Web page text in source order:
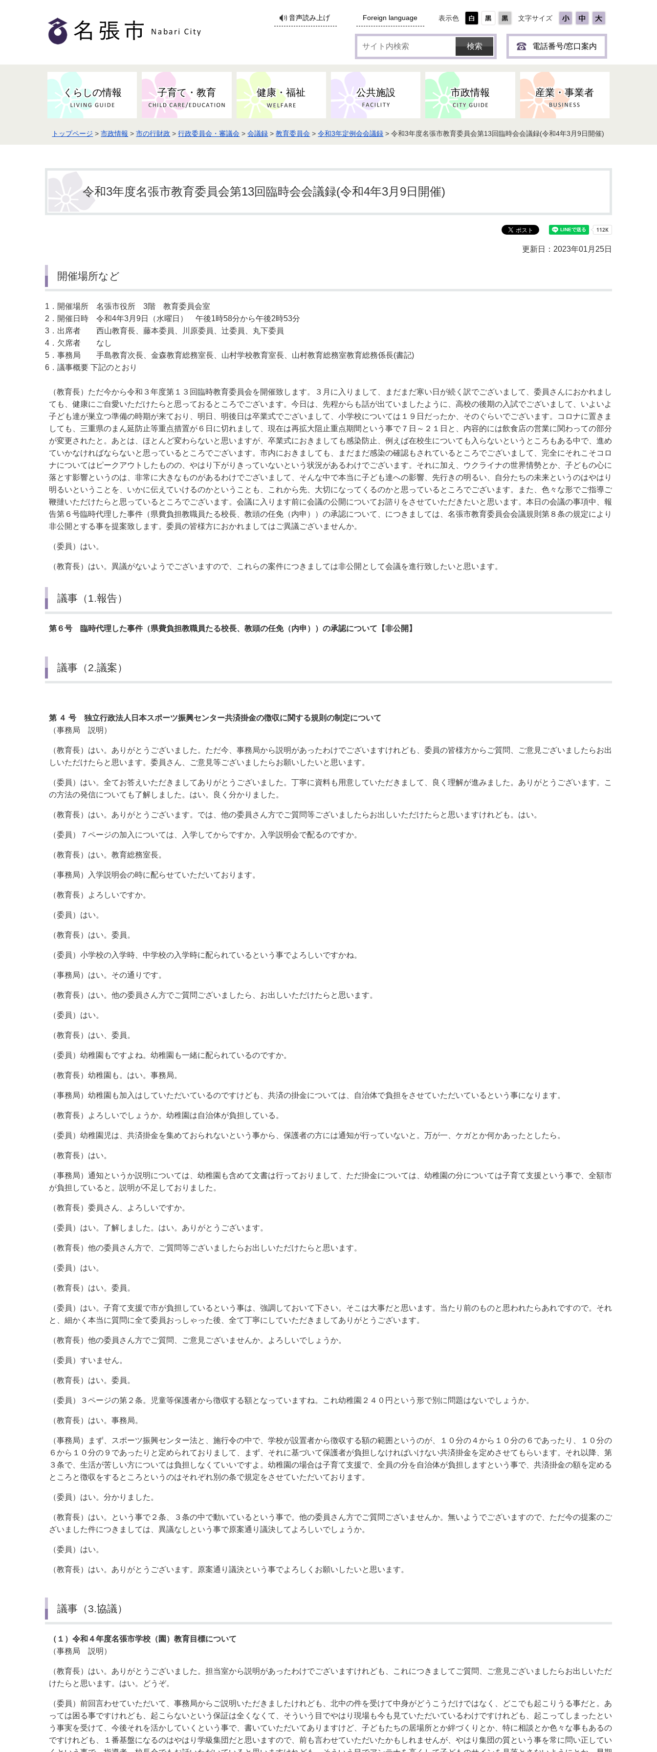
音声読み上げ Foreign language 表示色 文字サイズ
イ
ト
検
索
電話番号/窓口案内
くらしの情報
届出・証明 税 ごみ・リサイクル 環境・ペット・蜂等
斎場・墓園・墓地 住宅 水道・下水道 道路・交通・公園・都市計画
防災・防犯・消防・行方不明
子育て・教育
子育てにかかる各種手当／ひとり
保育所(園)・幼稚園・認定こども
小中一貫教育・コミュニティスク
健康・福祉
健康・検（健）診・予防接種 地域福祉 高齢者福祉 障害者福祉
スポーツ 保険・年金・医療助成 生活保護 戦傷・戦没者
公共施設
地域医療 防災・消防 子育て・教育 斎場・墓園
市民センター・市民活動・交流施
設
市政情報
市の条例・計画・方針 監査 記者会見 出前トーク
市政へのご意見 施設見学会 非核平和事業 選挙
市の人事・職員採用
市の窓口一覧
公民連携
産業・事業者
事業者の方へお知らせ 各種広告・協賛のご案内 事業系ごみ・廃棄物 防災協力事業所登録制度
入札・契約 税金 建築開発等 商工業
トップページ >市政情報 >市の行財政 >行政委員会・審議会 >会議録 >教育委員会 >令和3年定例会会議録 > 令和3年度名張市教育委員会第13回臨時会会議録(令和4年3月9日開催)
令和3年度名張市教育委員会第13回臨時会会議録(令和4年3月9日開催)
更新日：2023年01月25日
開催場所など
1．開催場所 名張市役所 3階 教育委員会室
2．開催日時 令和4年3月9日（水曜日） 午後1時58分から午後2時53分
3．出席者 西山教育長、藤本委員、川原委員、辻委員、丸下委員
4．欠席者 なし
5．事務局 手島教育次長、金森教育総務室長、山村学校教育室長、山村教育総務室教育総務係長(書記)
6．議事概要 下記のとおり
（教育長）ただ今から令和３年度第１３回臨時教育委員会を開催致します。３月に入りまして、まだまだ寒い日が続く訳でございまして、委員さんにおかれまし
ても、健康にご自愛いただけたらと思っておるところでございます。今日は、先程からも話が出ていましたように、高校の後期の入試でございまして、いよいよ
子ども達が巣立つ準備の時期が来ており、明日、明後日は卒業式でございまして、小学校については１９日だったか、そのぐらいでございます。コロナに置きま
しても、三重県のまん延防止等重点措置が６日に切れまして、現在は再拡大阻止重点期間という事で７日～２１日と、内容的には飲食店の営業に関わっての部分
が変更されたと。あとは、ほとんど変わらないと思いますが、卒業式におきましても感染防止、例えば在校生についても入らないというところもある中で、進め
ていかなければならないと思っているところでございます。市内におきましても、まだまだ感染の確認もされているところでございまして、完全にそれこそコロ
ナについてはピークアウトしたものの、やはり下がりきっていないという状況があるわけでございます。それに加え、ウクライナの世界情勢とか、子どもの心に
落とす影響というのは、非常に大きなものがあるわけでございまして、そんな中で本当に子ども達への影響、先行きの明るい、自分たちの未来というのはやはり
明るいということを、いかに伝えていけるのかということも、これから先、大切になってくるのかと思っているところでございます。また、色々な形でご指導ご
鞭撻いただけたらと思っているところでございます。会議に入ります前に会議の公開についてお諮りをさせていただきたいと思います。本日の会議の事項中、報
告第６号臨時代理した事件（県費負担教職員たる校長、教頭の任免（内申））の承認について、につきましては、名張市教育委員会会議規則第８条の規定により
非公開とする事を提案致します。委員の皆様方におかれましてはご異議ございませんか。
（委員）はい。
（教育長）はい。異議がないようでございますので、これらの案件につきましては非公開として会議を進行致したいと思います。
議事（1.報告）
第６号 臨時代理した事件（県費負担教職員たる校長、教頭の任免（内申））の承認について【非公開】
議事（2.議案）
第 ４ 号 独立行政法人日本スポーツ振興センター共済掛金の徴収に関する規則の制定について
（事務局 説明）
（教育長）はい。ありがとうございました。ただ今、事務局から説明があったわけでございますけれども、委員の皆様方からご質問、ご意見ございましたらお出
しいただけたらと思います。委員さん、ご意見等ございましたらお願いしたいと思います。
（委員）はい。全てお答えいただきましてありがとうございました。丁寧に資料も用意していただきまして、良く理解が進みました。ありがとうございます。こ
の方法の発信についても了解しました。はい。良く分かりました。
（教育長）はい。ありがとうございます。では、他の委員さん方でご質問等ございましたらお出しいただけたらと思いますけれども。はい。
（委員）７ページの加入については、入学してからですか。入学説明会で配るのですか。
（教育長）はい。教育総務室長。
（事務局）入学説明会の時に配らせていただいております。
（教育長）よろしいですか。
（委員）はい。
（教育長）はい。委員。
（委員）小学校の入学時、中学校の入学時に配られているという事でよろしいですかね。
（事務局）はい。その通りです。
（教育長）はい。他の委員さん方でご質問ございましたら、お出しいただけたらと思います。
（委員）はい。
（教育長）はい、委員。
（委員）幼稚園もですよね。幼稚園も一緒に配られているのですか。
（教育長）幼稚園も。はい。事務局。
（事務局）幼稚園も加入はしていただいているのですけども、共済の掛金については、自治体で負担をさせていただいているという事になります。
（教育長）よろしいでしょうか。幼稚園は自治体が負担している。
（委員）幼稚園児は、共済掛金を集めておられないという事から、保護者の方には通知が行っていないと。万が一、ケガとか何かあったとしたら。
（教育長）はい。
（事務局）通知というか説明については、幼稚園も含めて文書は行っておりまして、ただ掛金については、幼稚園の分については子育て支援という事で、全額市
が負担していると。説明が不足しておりました。
（教育長）委員さん、よろしいですか。
（委員）はい。了解しました。はい。ありがとうございます。
（教育長）他の委員さん方で、ご質問等ございましたらお出しいただけたらと思います。
（委員）はい。
（教育長）はい。委員。
（委員）はい。子育て支援で市が負担しているという事は、強調しておいて下さい。そこは大事だと思います。当たり前のものと思われたらあれですので。それ
と、細かく本当に質問に全て委員おっしゃった後、全て丁寧にしていただきましてありがとうございます。
（教育長）他の委員さん方でご質問、ご意見ございませんか。よろしいでしょうか。
（委員）すいません。
（教育長）はい。委員。
（委員）３ページの第２条。児童等保護者から徴収する額となっていますね。これ幼稚園２４０円という形で別に問題はないでしょうか。
（教育長）はい。事務局。
（事務局）まず、スポーツ振興センター法と、施行令の中で、学校が設置者から徴収する額の範囲というのが、１０分の４から１０分の６であったり、１０分の
６から１０分の９であったりと定められておりまして、まず、それに基づいて保護者が負担しなければいけない共済掛金を定めさせてもらいます。それ以降、第
３条で、生活が苦しい方については負担しなくていいですよ。幼稚園の場合は子育て支援で、全員の分を自治体が負担しますという事で、共済掛金の額を定める
ところと徴収をするところというのはそれぞれ別の条で規定をさせていただいております。
（委員）はい。分かりました。
（教育長）はい。という事で２条、３条の中で動いているという事で。他の委員さん方でご質問ございませんか。無いようでございますので、ただ今の提案のご
ざいました件につきましては、異議なしという事で原案通り議決してよろしいでしょうか。
（委員）はい。
（教育長）はい。ありがとうございます。原案通り議決という事でよろしくお願いしたいと思います。
議事（3.協議）
（１）令和４年度名張市学校（園）教育目標について
（事務局 説明）
（教育長）はい。ありがとうございました。担当室から説明があったわけでございますけれども、これにつきましてご質問、ご意見ございましたらお出しいただ
けたらと思います。はい。どうぞ。
（委員）前回言わせていただいて、事務局からご説明いただきましたけれども、北中の件を受けて中身がどうこうだけではなく、どこでも起こりうる事だと。あ
っては困る事ですけれども、起こらないという保証は全くなくて、そういう目でやはり現場も今も見ていただいているわけですけれども、起こってしまったとい
う事実を受けて、今後それを活かしていくという事で、書いていただいてありますけど、子どもたちの居場所とか絆づくりとか、特に相談とか色々な事もあるの
ですけれども、１番基盤になるのはやはり学級集団だと思いますので、前も言わせていただいたかもしれませんが、やはり集団の質という事を常に問い正してい